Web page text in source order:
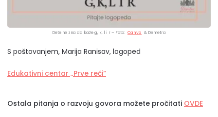
Dete ne zna da kaže g, k, l i r – Foto: Canva & Demetra
S poštovanjem, Marija Ranisav, logoped
Edukativni centar „Prve reči“
Ostala pitanja o razvoju govora možete pročitati OVDE